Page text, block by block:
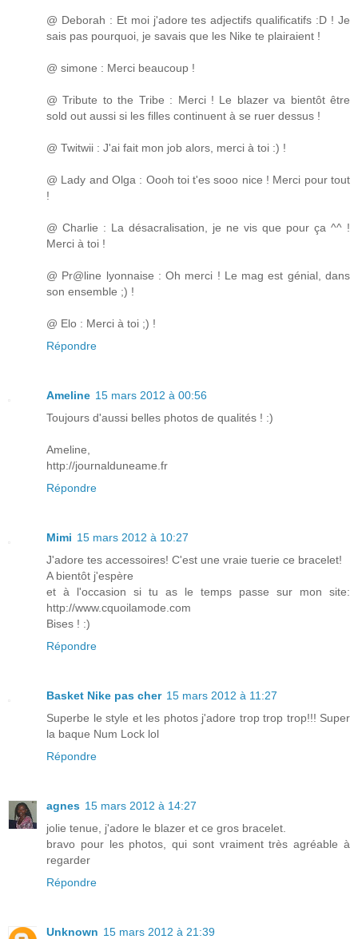
@ Deborah : Et moi j'adore tes adjectifs qualificatifs :D ! Je
sais pas pourquoi, je savais que les Nike te plairaient !
@ simone : Merci beaucoup !
@ Tribute to the Tribe : Merci ! Le blazer va bientôt être
sold out aussi si les filles continuent à se ruer dessus !
@ Twitwii : J'ai fait mon job alors, merci à toi :) !
@ Lady and Olga : Oooh toi t'es sooo nice ! Merci pour tout
!
@ Charlie : La désacralisation, je ne vis que pour ça ^^ !
Merci à toi !
@ Pr@line lyonnaise : Oh merci ! Le mag est génial, dans
son ensemble ;) !
@ Elo : Merci à toi ;) !
Répondre
Ameline 15 mars 2012 à 00:56
Toujours d'aussi belles photos de qualités ! :)
Ameline,
http://journalduneame.fr
Répondre
Mimi 15 mars 2012 à 10:27
J'adore tes accessoires! C'est une vraie tuerie ce bracelet!
A bientôt j'espère
et à l'occasion si tu as le temps passe sur mon site:
http://www.cquoilamode.com
Bises ! :)
Répondre
Basket Nike pas cher 15 mars 2012 à 11:27
Superbe le style et les photos j'adore trop trop trop!!! Super
la baque Num Lock lol
Répondre
agnes 15 mars 2012 à 14:27
jolie tenue, j'adore le blazer et ce gros bracelet.
bravo pour les photos, qui sont vraiment très agréable à
regarder
Répondre
Unknown 15 mars 2012 à 21:39